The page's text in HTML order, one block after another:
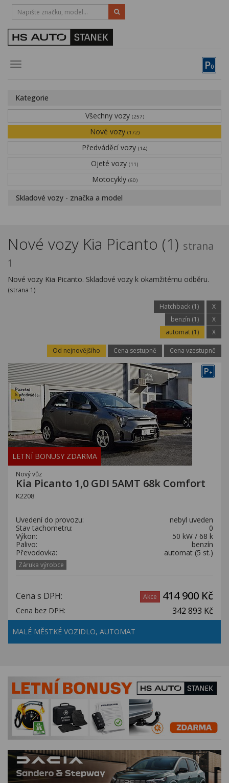
P0
Toggle
HOTLINE:
STRAKONICE-383 335 366
Obytné vozy
Financování
Novinky
Kariéra
Kategorie
Všechny vozy (257)
Nové vozy (172)
Předváděcí vozy (14)
Ojeté vozy (11)
Motocykly (60)
Skladové vozy - značka a model
Nové vozy Kia Picanto (1) strana
1
Nové vozy Kia Picanto. Skladové vozy k okamžitému odběru.
(strana 1)
Hatchback (1)
X
benzín (1)
X
automat (1)
X
Od nejnovějšího Cena sestupně Cena vzestupně
P+
LETNÍ BONUSY ZDARMA
Nový vůz
Kia Picanto 1,0 GDI 5AMT 68k Comfort
K2208
Uvedení do provozu:
nebyl uveden
Stav tachometru:
0
Výkon:
50 kW / 68 k
Palivo:
benzín
Převodovka:
automat (5 st.)
Záruka výrobce
Cena s DPH: Akce 414 900 Kč
Cena bez DPH: 342 893 Kč
MALÉ MĚSTKÉ VOZIDLO, AUTOMAT